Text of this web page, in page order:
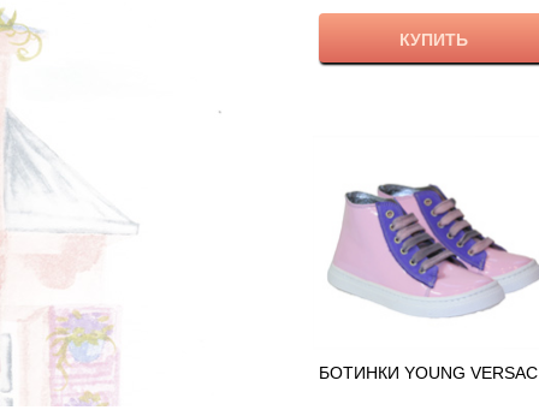
золотая стелька украшена
фирменным логотипом. Застежка:
КУПИТЬ
БОТИНКИ YOUNG